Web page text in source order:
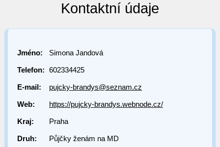
Kontaktní údaje
Jméno: Simona Jandová
Telefon: 602334425
E-mail: pujcky-brandys@seznam.cz
Web: https://pujcky-brandys.webnode.cz/
Kraj: Praha
Druh: Půjčky ženám na MD